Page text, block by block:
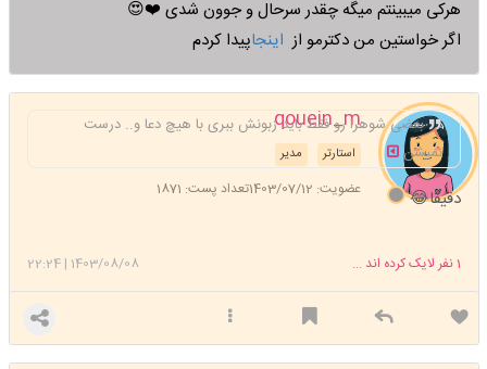
هرکی میبینتم میگه چقدر سرحال و جوون شدی ❤️😍
اگر خواستین من دکترمو از
پیدا کردم
qouein_m
مدیر استارتر
عضویت: 1403/07/12 تعداد پست: 1871
بعضی شوهرا رو فقط باید زبونش ببری با هیچ دعا و.. درست
نمیشن
دقیقا😂
1403/08/08
|
22:24 1نفر لایک کرده اند ...